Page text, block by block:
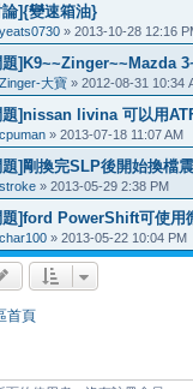
論]{變速箱油}
yeats0730 » 2013-10-28 12:16
題]K9~~Zinger~~Mazda
Zinger-大寶 » 2012-08-31 10:34
題]nissan livina 可以用
cpuman » 2013-07-18 11:07 AM
題]剛換完SLP後開始換檔
stroke » 2013-05-29 2:38 PM
題]ford PowerShift可使用
char100 » 2013-05-22 10:04 PM
首頁